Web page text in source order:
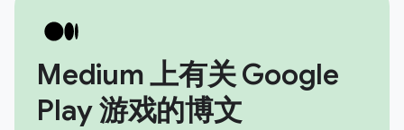
Medium 上有关 Google
Play 游戏的博文